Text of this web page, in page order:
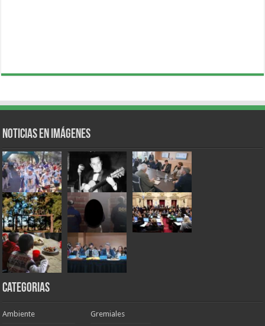
Noticias en Imágenes
Categorias
Ambiente Gremiales